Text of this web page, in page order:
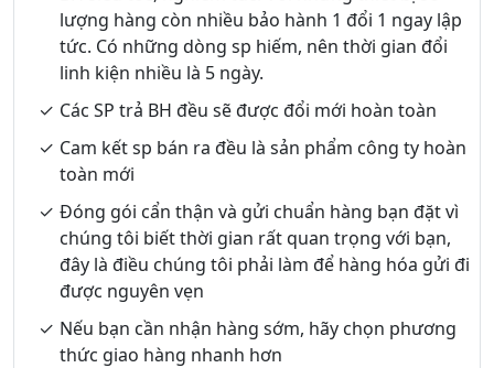
lượng hàng còn nhiều bảo hành 1 đổi 1 ngay lập
tức. Có những dòng sp hiếm, nên thời gian đổi
linh kiện nhiều là 5 ngày.
Các SP trả BH đều sẽ được đổi mới hoàn toàn
Cam kết sp bán ra đều là sản phẩm công ty hoàn
toàn mới
Đóng gói cẩn thận và gửi chuẩn hàng bạn đặt vì
chúng tôi biết thời gian rất quan trọng với bạn,
đây là điều chúng tôi phải làm để hàng hóa gửi đi
được nguyên vẹn
Nếu bạn cần nhận hàng sớm, hãy chọn phương
thức giao hàng nhanh hơn